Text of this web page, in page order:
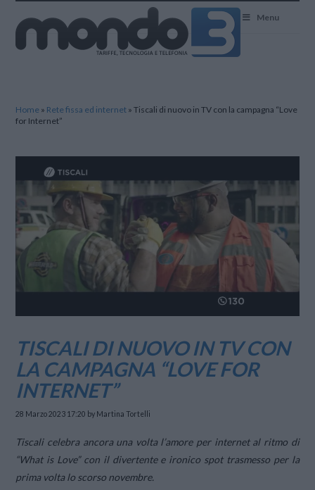
Menu
Home » Rete fissa ed internet »Tiscali di nuovo in TV con la campagna “Love
for Internet”
TISCALI DI NUOVO IN TV CON
LA CAMPAGNA “LOVE FOR
INTERNET”
28 Marzo 2023 17:20 by Martina Tortelli
Tiscali celebra ancora una volta l’amore per internet al ritmo di
“What is Love” con il divertente e ironico spot trasmesso per la
prima volta lo scorso novembre.